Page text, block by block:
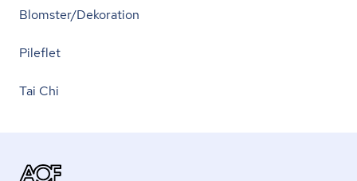
Blomster/Dekoration
Pileflet
Tai Chi